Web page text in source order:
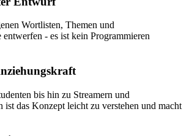
Wortlisten, Themen und
- es ist kein Programmieren
bis hin zu Streamern und
ist das Konzept leicht zu verstehen und macht